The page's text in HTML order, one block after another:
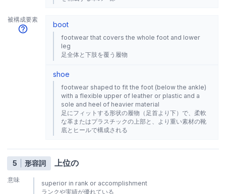
被構成要素
boot
footwear that covers the whole foot and lower
leg
足全体と下肢を覆う履物
shoe
footwear shaped to fit the foot (below the ankle)
with a flexible upper of leather or plastic and a
sole and heel of heavier material
足にフィットする形状の履物（足首より下）で、柔軟
な革またはプラスチックの上部と、より重い素材の靴
底とヒールで構成される
5 形容詞 上位の
意味
superior in rank or accomplishment
ランクや実績が優れている